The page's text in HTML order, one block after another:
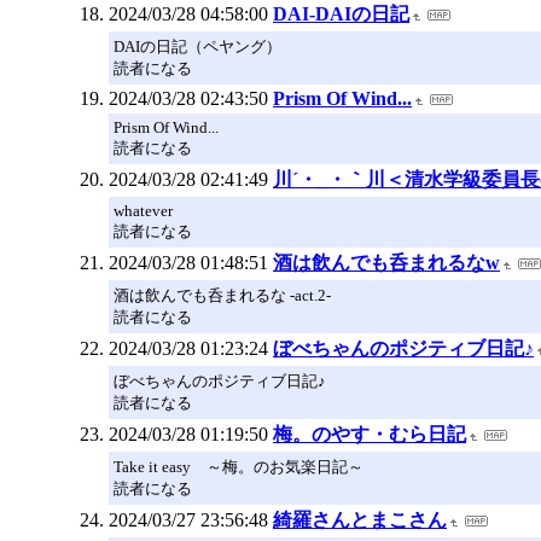
2024/03/28 04:58:00 DAI-DAIの日記
DAIの日記（ペヤング）
読者になる
2024/03/28 02:43:50 Prism Of Wind...
Prism Of Wind...
読者になる
2024/03/28 02:41:49 川´・_・｀川＜清水学級委員
whatever
読者になる
2024/03/28 01:48:51 酒は飲んでも呑まれるなw
酒は飲んでも呑まれるな -act.2-
読者になる
2024/03/28 01:23:24 ぼべちゃんのポジティブ日記♪
ぼべちゃんのポジティブ日記♪
読者になる
2024/03/28 01:19:50 梅。のやす・むら日記
Take it easy ～梅。のお気楽日記～
読者になる
2024/03/27 23:56:48 綺羅さんとまこさん